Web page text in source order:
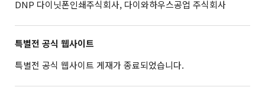
DNP 다이닛폰인쇄주식회사, 다이와하우스공업 주식회사
특별전 공식 웹사이트
특별전 공식 웹사이트 게재가 종료되었습니다.